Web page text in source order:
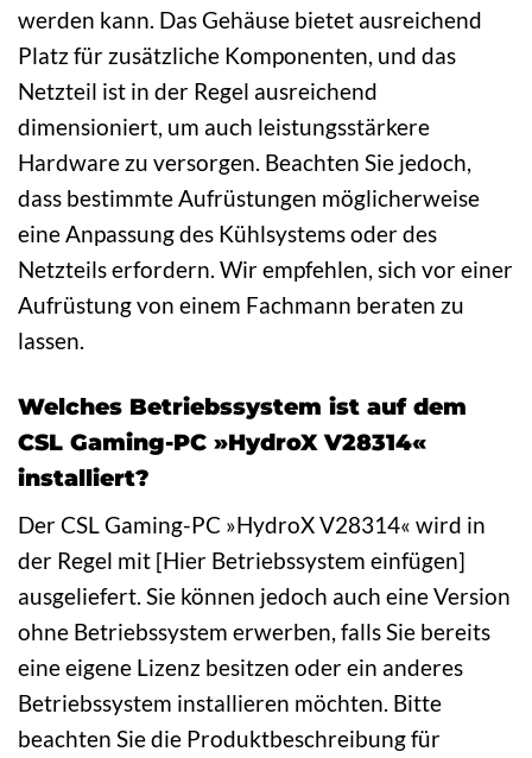
werden kann. Das Gehäuse bietet ausreichend
Platz für zusätzliche Komponenten, und das
Netzteil ist in der Regel ausreichend
dimensioniert, um auch leistungsstärkere
Hardware zu versorgen. Beachten Sie jedoch,
dass bestimmte Aufrüstungen möglicherweise
eine Anpassung des Kühlsystems oder des
Netzteils erfordern. Wir empfehlen, sich vor einer
Aufrüstung von einem Fachmann beraten zu
lassen.
Welches Betriebssystem ist auf dem
CSL Gaming-PC »HydroX V28314«
installiert?
Der CSL Gaming-PC »HydroX V28314« wird in
der Regel mit [Hier Betriebssystem einfügen]
ausgeliefert. Sie können jedoch auch eine Version
ohne Betriebssystem erwerben, falls Sie bereits
eine eigene Lizenz besitzen oder ein anderes
Betriebssystem installieren möchten. Bitte
beachten Sie die Produktbeschreibung für